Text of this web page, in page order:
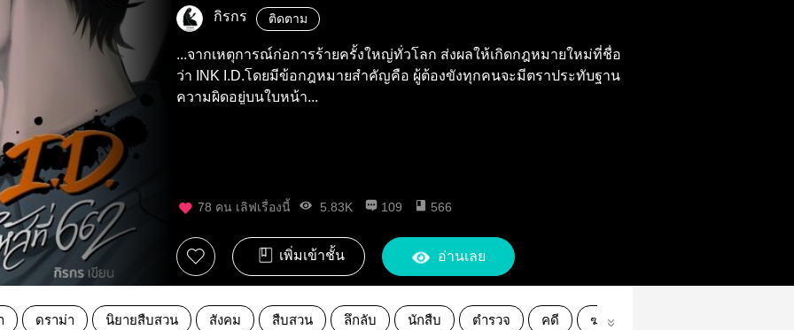
กิรกร ติดตาม
...จากเหตุการณ์ก่อการร้ายครั้งใหญ่ทั่วโลก ส่งผลให้เกิดกฎหมายใหม่ที่ชื่อ
ว่า INK I.D.โดยมีข้อกฎหมายสำคัญคือ ผู้ต้องขังทุกคนจะมีตราประทับฐาน
ความผิดอยู่บนใบหน้า...
78 คน เลิฟเรื่องนี้ 5.83K 109 566
เพิ่มเข้าชั้น อ่านเลย
ดราม่า นิยายสืบสวน สังคม สืบสวน ลึกลับ นักสืบ ตำรวจ คดี ฆาตกร